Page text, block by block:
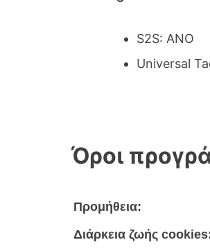
S2S: ANO
Universal
Όροι
Προμήθεια:
Διάρκεια ζωής